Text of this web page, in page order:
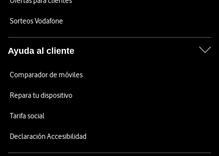
Sorteos Vodafone
Ayuda al cliente
Comparador de móviles
Repara tu dispositivo
Tarifa social
Declaración Accesibilidad